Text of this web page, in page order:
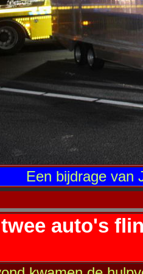
Een bijdrage van
auto's